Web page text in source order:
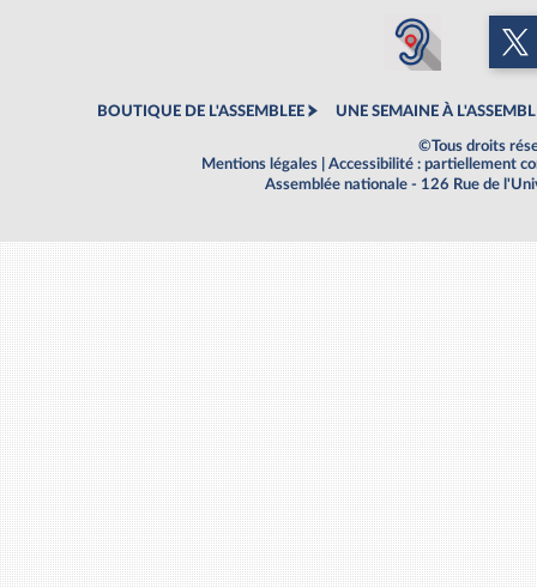
BOUTIQUE DE L'ASSEMBLEE UNE SEMAINE À
©Tous droits
Mentions légales
Accessibilité : partiellement
Assemblée nationale - 126 Rue de